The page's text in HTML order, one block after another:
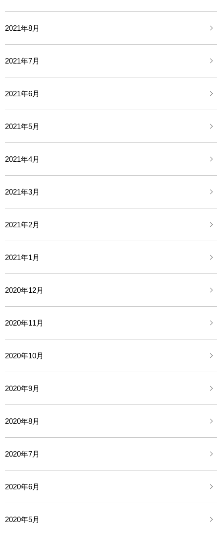
2021年8月
2021年7月
2021年6月
2021年5月
2021年4月
2021年3月
2021年2月
2021年1月
2020年12月
2020年11月
2020年10月
2020年9月
2020年8月
2020年7月
2020年6月
2020年5月